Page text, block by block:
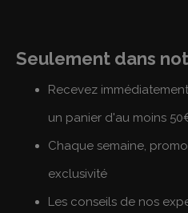
Seulement dans
Recevez
un panier d'au moins
Chaque semaine,
exclusivité
Les conseils de nos